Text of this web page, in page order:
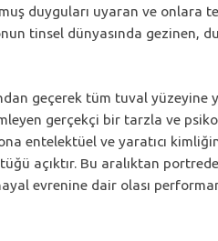
duyguları uyaran ve onlara
tinsel dünyasında gezinen,
geçerek tüm tuval yüzeyine
gerçekçi bir tarzla ve
entelektüel ve yaratıcı
açıktır. Bu aralıktan
evrenine dair olası